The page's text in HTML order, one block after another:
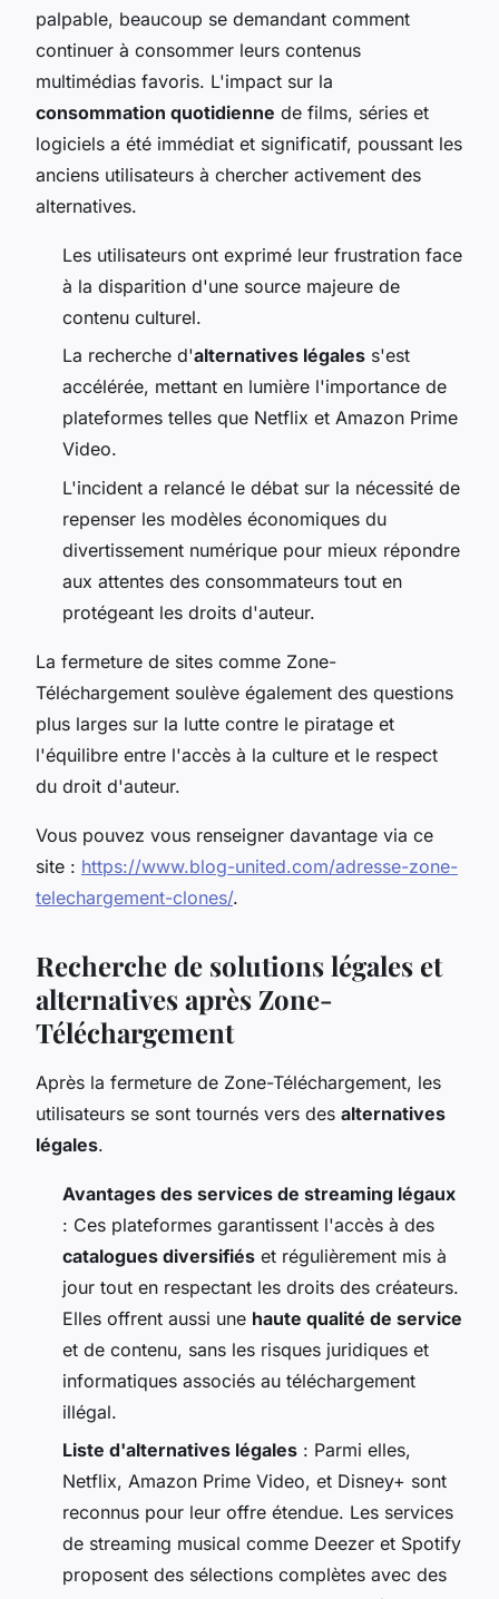
palpable, beaucoup se demandant comment
continuer à consommer leurs contenus
multimédias favoris. L'impact sur la
consommation quotidienne de films, séries et
logiciels a été immédiat et significatif, poussant les
anciens utilisateurs à chercher activement des
alternatives.
Les utilisateurs ont exprimé leur frustration face
à la disparition d'une source majeure de
contenu culturel.
La recherche d'alternatives légales s'est
accélérée, mettant en lumière l'importance de
plateformes telles que Netflix et Amazon Prime
Video.
L'incident a relancé le débat sur la nécessité de
repenser les modèles économiques du
divertissement numérique pour mieux répondre
aux attentes des consommateurs tout en
protégeant les droits d'auteur.
La fermeture de sites comme Zone-
Téléchargement soulève également des questions
plus larges sur la lutte contre le piratage et
l'équilibre entre l'accès à la culture et le respect
du droit d'auteur.
Vous pouvez vous renseigner davantage via ce
site : https://www.blog-united.com/adresse-zone-
telechargement-clones/.
Recherche de solutions légales et
alternatives après Zone-
Téléchargement
Après la fermeture de Zone-Téléchargement, les
utilisateurs se sont tournés vers des alternatives
légales.
Avantages des services de streaming légaux
: Ces plateformes garantissent l'accès à des
catalogues diversifiés et régulièrement mis à
jour tout en respectant les droits des créateurs.
Elles offrent aussi une haute qualité de service
et de contenu, sans les risques juridiques et
informatiques associés au téléchargement
illégal.
Liste d'alternatives légales : Parmi elles,
Netflix, Amazon Prime Video, et Disney+ sont
reconnus pour leur offre étendue. Les services
de streaming musical comme Deezer et Spotify
proposent des sélections complètes avec des